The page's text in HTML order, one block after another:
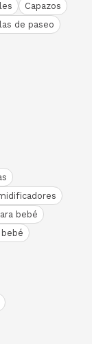
Capazos
de paseo
bebé